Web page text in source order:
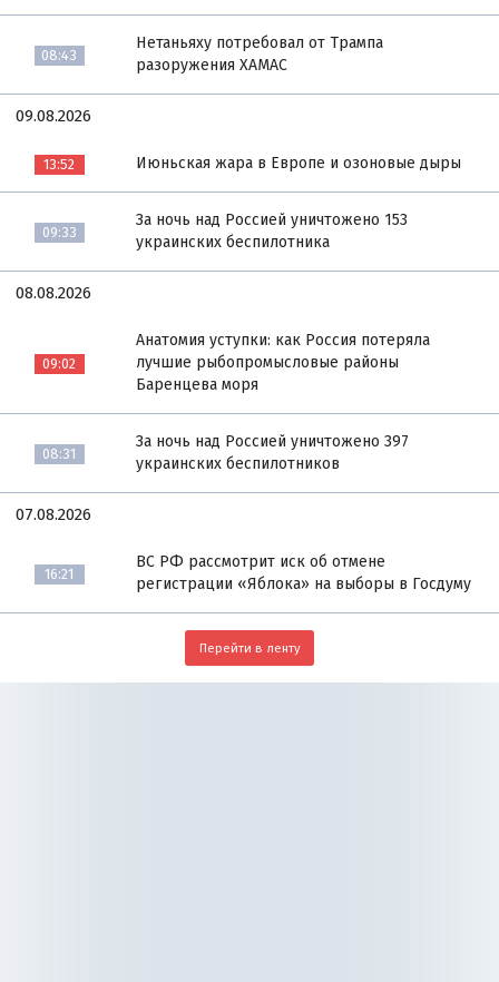
08:43
Нетаньяху потребовал от Трампа
разоружения ХАМАС
09.08.2026
13:52 Июньская жара в Европе и озоновые дыры
09:33
За ночь над Россией уничтожено 153
украинских беспилотника
08.08.2026
09:02
Анатомия уступки: как Россия потеряла
лучшие рыбопромысловые районы
Баренцева моря
08:31
За ночь над Россией уничтожено 397
украинских беспилотников
07.08.2026
16:21
ВС РФ рассмотрит иск об отмене
регистрации «Яблока» на выборы в Госдуму
Перейти в ленту